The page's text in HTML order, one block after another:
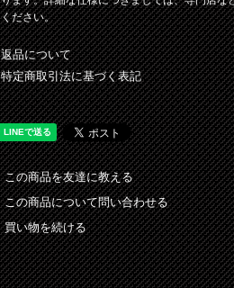
ください。
返品について
特定商取引法に基づく表記
この商品を友達に教える
この商品について問い合わせる
買い物を続ける